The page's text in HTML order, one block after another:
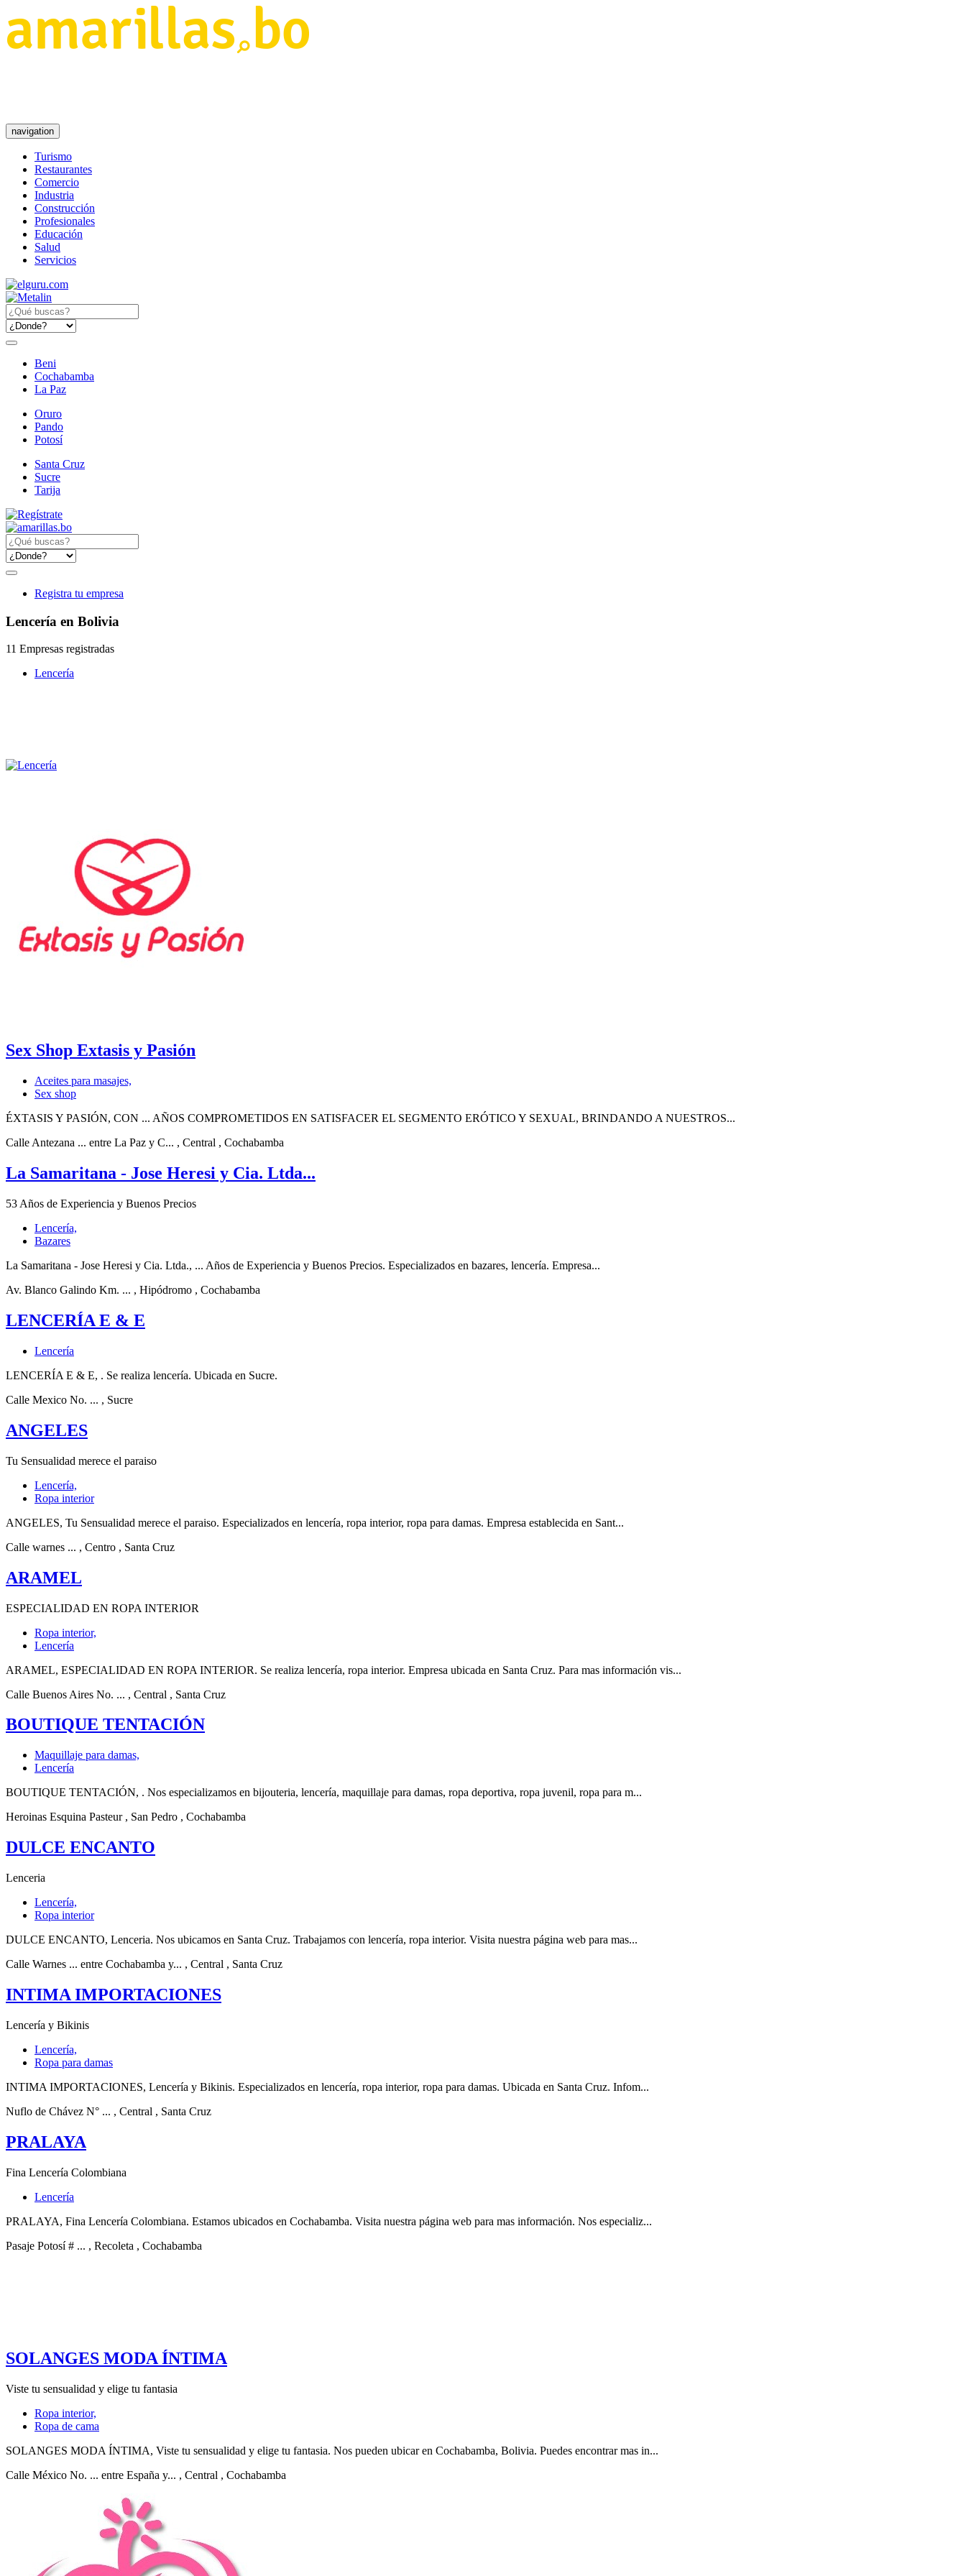
navigation
Turismo
Restaurantes
Comercio
Industria
Construcción
Profesionales
Educación
Salud
Servicios
Beni
Cochabamba
La Paz
Oruro
Pando
Potosí
Santa Cruz
Sucre
Tarija
Registra tu empresa
Lencería en Bolivia
11 Empresas registradas
Lencería
Sex Shop Extasis y Pasión
Aceites para masajes,
Sex shop
ÉXTASIS Y PASIÓN, CON ... AÑOS COMPROMETIDOS EN SATISFACER EL SEGMENTO ERÓTICO Y SEXUAL, BRINDANDO A NUESTROS...
Calle Antezana ... entre La Paz y C... , Central , Cochabamba
La Samaritana - Jose Heresi y Cia. Ltda...
53 Años de Experiencia y Buenos Precios
Lencería,
Bazares
La Samaritana - Jose Heresi y Cia. Ltda., ... Años de Experiencia y Buenos Precios. Especializados en bazares, lencería. Empresa...
Av. Blanco Galindo Km. ... , Hipódromo , Cochabamba
LENCERÍA E & E
Lencería
LENCERÍA E & E, . Se realiza lencería. Ubicada en Sucre.
Calle Mexico No. ... , Sucre
ANGELES
Tu Sensualidad merece el paraiso
Lencería,
Ropa interior
ANGELES, Tu Sensualidad merece el paraiso. Especializados en lencería, ropa interior, ropa para damas. Empresa establecida en Sant...
Calle warnes ... , Centro , Santa Cruz
ARAMEL
ESPECIALIDAD EN ROPA INTERIOR
Ropa interior,
Lencería
ARAMEL, ESPECIALIDAD EN ROPA INTERIOR. Se realiza lencería, ropa interior. Empresa ubicada en Santa Cruz. Para mas información vis...
Calle Buenos Aires No. ... , Central , Santa Cruz
BOUTIQUE TENTACIÓN
Maquillaje para damas,
Lencería
BOUTIQUE TENTACIÓN, . Nos especializamos en bijouteria, lencería, maquillaje para damas, ropa deportiva, ropa juvenil, ropa para m...
Heroinas Esquina Pasteur , San Pedro , Cochabamba
DULCE ENCANTO
Lenceria
Lencería,
Ropa interior
DULCE ENCANTO, Lenceria. Nos ubicamos en Santa Cruz. Trabajamos con lencería, ropa interior. Visita nuestra página web para mas...
Calle Warnes ... entre Cochabamba y... , Central , Santa Cruz
INTIMA IMPORTACIONES
Lencería y Bikinis
Lencería,
Ropa para damas
INTIMA IMPORTACIONES, Lencería y Bikinis. Especializados en lencería, ropa interior, ropa para damas. Ubicada en Santa Cruz. Infom...
Nuflo de Chávez N° ... , Central , Santa Cruz
PRALAYA
Fina Lencería Colombiana
Lencería
PRALAYA, Fina Lencería Colombiana. Estamos ubicados en Cochabamba. Visita nuestra página web para mas información. Nos especializ...
Pasaje Potosí # ... , Recoleta , Cochabamba
SOLANGES MODA ÍNTIMA
Viste tu sensualidad y elige tu fantasia
Ropa interior,
Ropa de cama
SOLANGES MODA ÍNTIMA, Viste tu sensualidad y elige tu fantasia. Nos pueden ubicar en Cochabamba, Bolivia. Puedes encontrar mas in...
Calle México No. ... entre España y... , Central , Cochabamba